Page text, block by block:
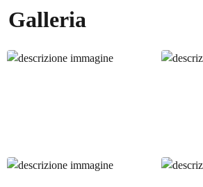
Galleria